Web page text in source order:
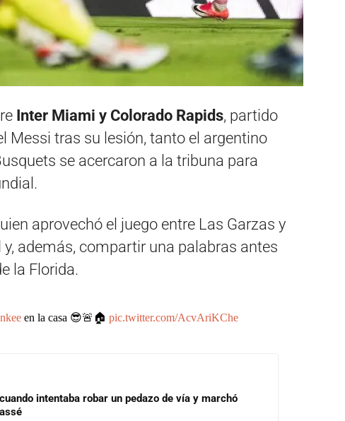
Inter Miami y Colorado Rapids, partido
Messi tras su lesión, tanto el argentino
se acercaron a la tribuna para
aprovechó el juego entre Las Garzas y
y, además, compartir una palabras antes
la Florida.
en la casa 😎🚨🏠 pic.twitter.com/AcvAriKChe
intentaba robar un pedazo de vía y marchó